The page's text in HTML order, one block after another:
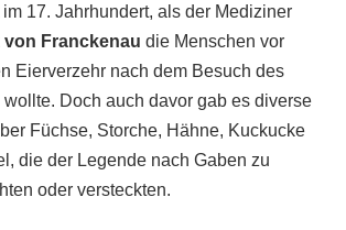
17. Jahrhundert, als der Mediziner
Franckenau die Menschen vor
Eierverzehr nach dem Besuch des
wollte. Doch auch davor gab es diverse
Füchse, Storche, Hähne, Kuckucke
die der Legende nach Gaben zu
oder versteckten.